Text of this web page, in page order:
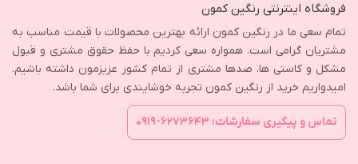
فروشگاه اینترنتی رنگین کمون
تمام سعی ما در رنگین کمون ارائه بهترین محصولات با قیمت مناسب به
مشتریان گرامی است. همواره سعی کردیم با حفظ حقوق مشتری و قبول
مشکل و کاستی ها، صدها مشتری از تمام کشور عزیزمون داشته باشیم.
امیدواریم خرید از رنگین کمون تجربه خوشایندی برای شما باشد.
تماس و پیگیری سفارشات: ۶۲۷۳۶۴۳-۰۹۱۹